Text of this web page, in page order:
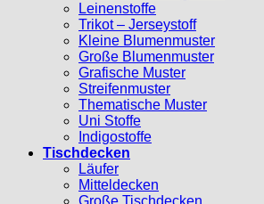
Leinenstoffe
Trikot – Jerseystoff
Kleine Blumenmuster
Große Blumenmuster
Grafische Muster
Streifenmuster
Thematische Muster
Uni Stoffe
Indigostoffe
Tischdecken
Läufer
Mitteldecken